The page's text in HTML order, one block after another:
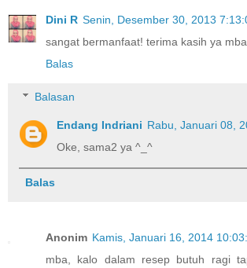
Dini R Senin, Desember 30, 2013
sangat bermanfaat! terima kasih ya
Balas
Balasan
Endang Indriani Rabu, Januari 08,
Oke, sama2 ya ^_^
Balas
Anonim Kamis, Januari 16, 2014
mba, kalo dalam resep butuh ragi